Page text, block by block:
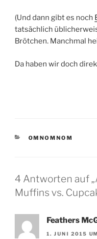
(Und dann gibt es noch
tatsächlich
Brötchen. Manchmal
Da haben wir doch
KATEGORIEN
OMNOMNOM
4 Antworten auf
Muffins vs.
Feathers
1. JUNI 2015